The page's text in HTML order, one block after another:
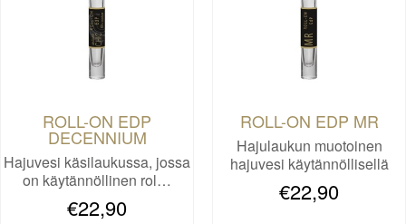
ROLL-ON EDP
DECENNIUM
Hajuvesi käsilaukussa, jossa
on käytännöllinen rol…
€22,90
ROLL-ON EDP MR
Hajulaukun muotoinen
hajuvesi käytännöllisellä
rol…
€22,90